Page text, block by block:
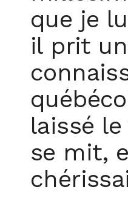
que je
il prit
laissé
se mit,